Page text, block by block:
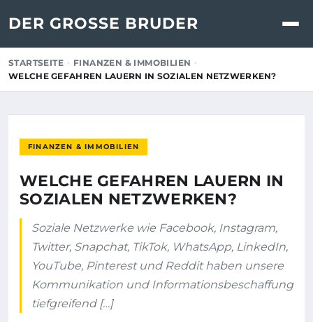
DER GROSSE BRUDER
STARTSEITE
FINANZEN & IMMOBILIEN
WELCHE GEFAHREN LAUERN IN SOZIALEN NETZWERKEN?
FINANZEN & IMMOBILIEN
WELCHE GEFAHREN LAUERN IN
SOZIALEN NETZWERKEN?
Soziale Netzwerke wie Facebook, Instagram,
Twitter, Snapchat, TikTok, WhatsApp, LinkedIn,
YouTube, Pinterest und Reddit haben unsere
Kommunikation und Informationsbeschaffung
tiefgreifend […]